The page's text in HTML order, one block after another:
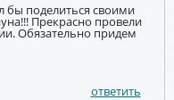
бы поделиться своими
Прекрасно провели
Обязательно придем
ответить